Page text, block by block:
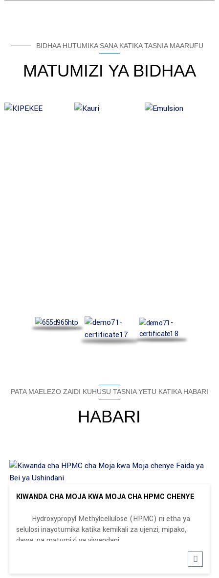
BIDHAA HUTUMIKA SANA KATIKA TASNIA MAARUFU
MATUMIZI YA BIDHAA
PATA MAELEZO ZAIDI KUHUSU TASNIA YETU KATIKA HABARI
HABARI
KIWANDA CHA MOJA KWA MOJA CHA HPMC CHENYE
Hydroxypropyl Methylcellulose (HPMC) ni etha ya
selulosi inayotumika katika kemikali za ujenzi, mipako,
dawa, na matumizi ya viwandani.